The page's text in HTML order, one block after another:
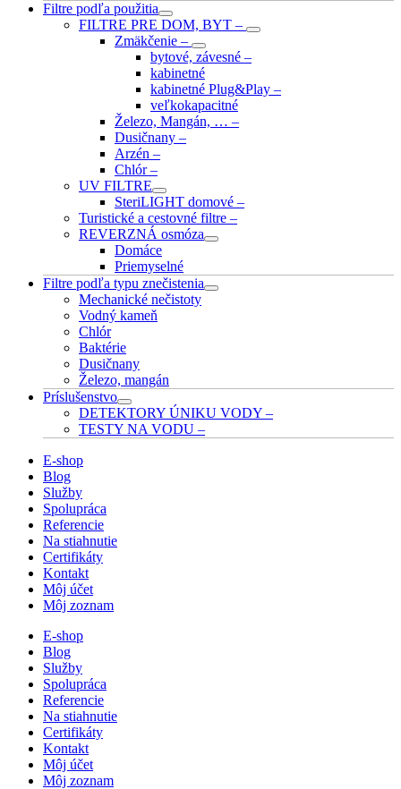
Filtre podľa použitia
FILTRE PRE DOM, BYT –
Zmäkčenie –
bytové, závesné –
kabinetné
kabinetné Plug&Play –
veľkokapacitné
Železo, Mangán, … –
Dusičnany –
Arzén –
Chlór–
UV FILTRE
SteriLIGHT domové –
Turistické a cestovné filtre –
REVERZNÁ osmóza
Domáce
Priemyselné
Filtre podľa typu znečistenia
Mechanické nečistoty
Vodný kameň
Chlór
Baktérie
Dusičnany
Železo, mangán
Príslušenstvo
DETEKTORY ÚNIKU VODY –
TESTY NA VODU –
E-shop
Blog
Služby
Spolupráca
Referencie
Na stiahnutie
Certifikáty
Kontakt
Môj účet
Môj zoznam
E-shop
Blog
Služby
Spolupráca
Referencie
Na stiahnutie
Certifikáty
Kontakt
Môj účet
Môj zoznam